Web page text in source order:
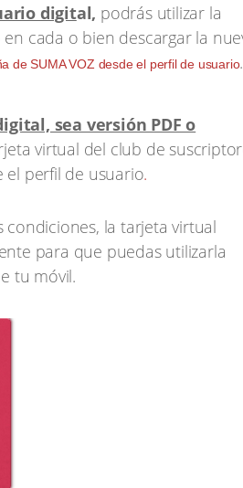
digital, podrás utilizar la
cada o bien descargar la
de SUMA VOZ desde el perfil de usuario.
sea versión PDF o
virtual del club de
el perfil de usuario.
la tarjeta virtual
para que puedas utilizarla
tu móvil.